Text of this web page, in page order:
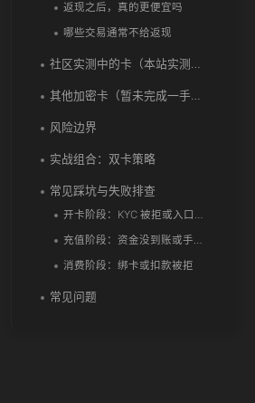
返现之后，真的更便宜吗
哪些交易通常不给返现
社区实测中的卡（本站实测待完成）
其他加密卡（暂未完成一手实测）
风险边界
实战组合：双卡策略
常见踩坑与失败排查
开卡阶段：KYC 被拒或入口不见
充值阶段：资金没到账或手续费超预期
消费阶段：绑卡或扣款被拒
常见问题